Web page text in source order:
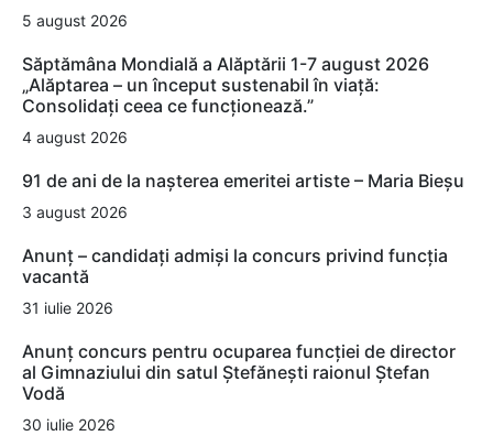
5 august 2026
Săptămâna Mondială a Alăptării 1-7 august 2026
„Alăptarea – un început sustenabil în viață:
Consolidați ceea ce funcționează.”
4 august 2026
91 de ani de la nașterea emeritei artiste – Maria Bieșu
3 august 2026
Anunț – candidați admiși la concurs privind funcția
vacantă
31 iulie 2026
Anunț concurs pentru ocuparea funcției de director
al Gimnaziului din satul Ștefănești raionul Ștefan
Vodă
30 iulie 2026